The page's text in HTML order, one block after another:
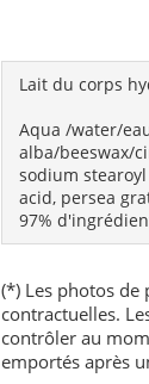
Lait du corps
Aqua /water/
alba/beeswax/
sodium
acid, persea
97%
(*) Les photos de
contractuelles.
contrôler au
emportés après